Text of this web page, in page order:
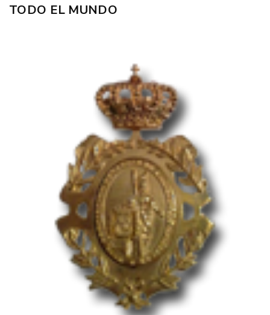
TODO EL MUNDO